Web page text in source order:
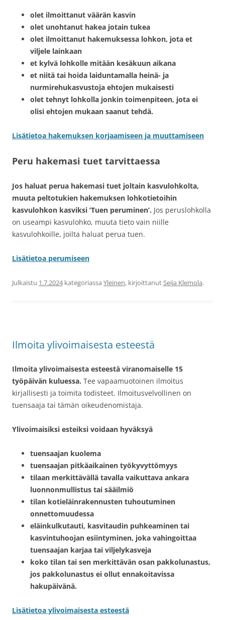
olet ilmoittanut väärän kasvin
olet unohtanut hakea jotain tukea
olet ilmoittanut hakemuksessa lohkon, jota et
viljele lainkaan
et kylvä lohkolle mitään kesäkuun aikana
et niitä tai hoida laiduntamalla heinä- ja
nurmirehukasvustoja ehtojen mukaisesti
olet tehnyt lohkolla jonkin toimenpiteen, jota ei
olisi ehtojen mukaan saanut tehdä.
Lisätietoa hakemuksen korjaamiseen ja muuttamiseen
Peru hakemasi tuet tarvittaessa
Jos haluat perua hakemasi tuet joltain kasvulohkolta,
muuta peltotukien hakemuksen lohkotietoihin
kasvulohkon kasviksi ’Tuen peruminen’. Jos peruslohkolla
on useampi kasvulohko, muuta tieto vain niille
kasvulohkoille, joilta haluat perua tuen.
Lisätietoa perumiseen
Julkaistu 1.7.2024kategoriassa Yleinen, kirjoittanutSeija Klemola.
Ilmoita ylivoimaisesta esteestä
Ilmoita ylivoimaisesta esteestä viranomaiselle 15
työpäivän kuluessa. Tee vapaamuotoinen ilmoitus
kirjallisesti ja toimita todisteet. Ilmoitusvelvollinen on
tuensaaja tai tämän oikeudenomistaja.
Ylivoimaisiksi esteiksi voidaan hyväksyä
tuensaajan kuolema
tuensaajan pitkäaikainen työkyvyttömyys
tilaan merkittävällä tavalla vaikuttava ankara
luonnonmullistus tai sääilmiö
tilan kotieläinrakennusten tuhoutuminen
onnettomuudessa
eläinkulkutauti, kasvitaudin puhkeaminen tai
kasvintuhoojan esiintyminen, joka vahingoittaa
tuensaajan karjaa tai viljelykasveja
koko tilan tai sen merkittävän osan pakkolunastus,
jos pakkolunastus ei ollut ennakoitavissa
hakupäivänä.
Lisätietoa ylivoimaisesta esteestä